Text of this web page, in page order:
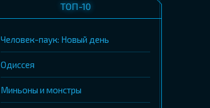
ТОП-10
Человек-паук: Новый день
Одиссея
Миньоны и монстры